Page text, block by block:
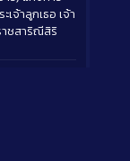
จ้าลูกเธอ เจ้า
ชสาริณีสิริ